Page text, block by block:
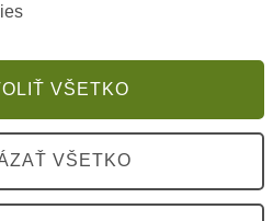
VŠETKO
VŠETKO